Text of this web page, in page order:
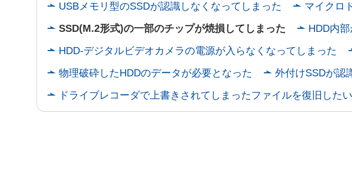
USBメモリ型のSSDが認識しなくなってしまった
マイクロ
SSD(M.2形式)の一部のチップが焼損してしまった
HDD内
HDD-デジタルビデオカメラの電源が入らなくなってしまった
物理破砕したHDDのデータが必要となった
外付けSSDが認
ドライブレコーダで上書きされてしまったファイルを復旧したい